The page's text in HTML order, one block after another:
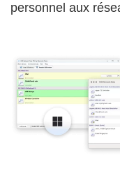
personnel aux